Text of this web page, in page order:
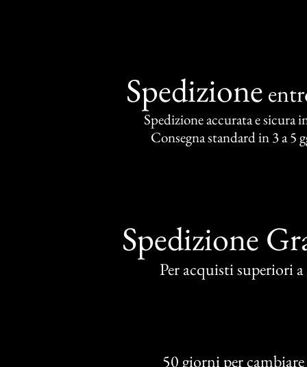
Spedizione
Spedizione accurata e sicura
Consegna standard in 3 a 5
Spedizione
Per acquisti superiori
50 giorni per cambiare